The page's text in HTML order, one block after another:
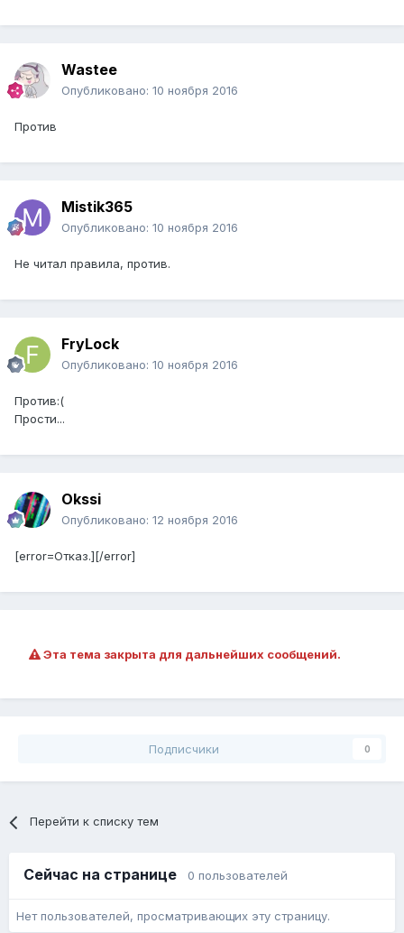
Wastee
Опубликовано: 10 ноября 2016
Против
Mistik365
Опубликовано: 10 ноября 2016
Не читал правила, против.
FryLock
Опубликовано: 10 ноября 2016
Против:(
Прости...
Okssi
Опубликовано: 12 ноября 2016
[error=Отказ.][/error]
Эта тема закрыта для дальнейших сообщений.
Подписчики 0
Перейти к списку тем
Сейчас на странице 0 пользователей
Нет пользователей, просматривающих эту страницу.